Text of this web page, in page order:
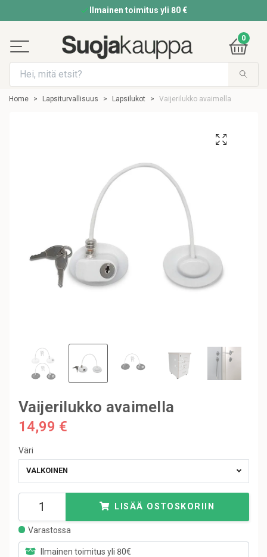
Ilmainen toimitus yli 80 €
0
Home Lapsiturvallisuus Lapsilukot Vaijerilukko avaimella
Vaijerilukko avaimella
14,99 €
Väri
VALKOINEN
LISÄÄ OSTOSKORIIN
Varastossa
Ilmainen toimitus yli 80€